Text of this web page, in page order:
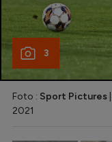
3
Foto : Sport Pictures
2021